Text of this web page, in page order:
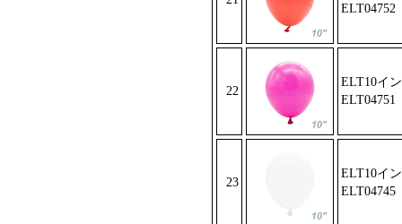
ELT04752
22
ELT10イ
ELT04751
23
ELT10イ
ELT04745